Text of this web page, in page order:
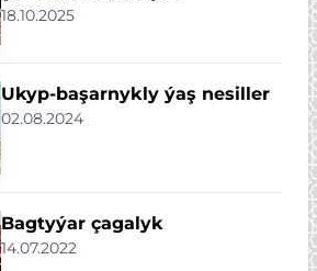
18.10.2025
Ukyp-başarnykly ýaş nesiller
02.08.2024
Bagtyýar çagalyk
14.07.2022